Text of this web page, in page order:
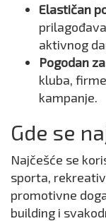
Elastičan
aktivnog
Pogodan
kluba,
kampanje.
Gde se
Najčešće se
sporta,
promotivne
building i